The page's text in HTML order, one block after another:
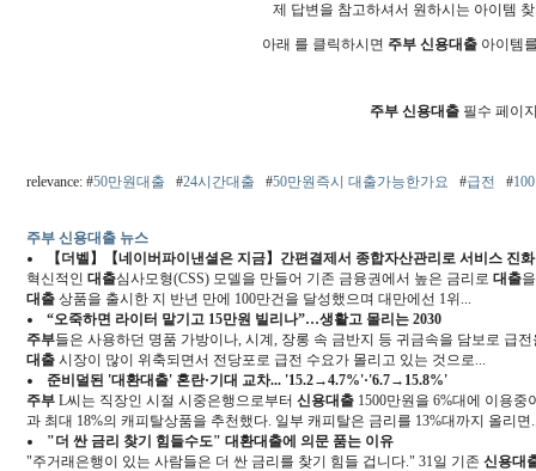
제 답변을 참고하셔서 원하시는 아이템
아래 를 클릭하시면 주부 신용대출 아이템
주부 신용대출 필수 페이
relevance: #50만원대출 #24시간대출 #50만원즉시 대출가능한가요 #급전 #
주부 신용대출 뉴스
【더벨】【네이버파이낸셜은 지금】간편결제서 종합자산관리로 서비스 진화
혁신적인대출심사모형(CSS) 모델을 만들어 기존 금융권에서 높은 금리로대출
대출 상품을 출시한 지 반년 만에 100만건을 달성했으며 대만에선 1위...
“오죽하면 라이터 맡기고 15만원 빌리나”…생활고 몰리는 2030
주부들은 사용하던 명품 가방이나, 시계, 장롱 속 금반지 등 귀금속을 담보로 급
대출 시장이 많이 위축되면서 전당포로 급전 수요가 몰리고 있는 것으로...
준비덜된 '대환대출' 혼란·기대 교차... '15.2→4.7%'·'6.7→15.8%'
주부 L씨는 직장인 시절 시중은행으로부터신용대출 1500만원을 6%대에 이용
과 최대 18%의 캐피탈상품을 추천했다. 일부 캐피탈은 금리를 13%대까지 올리면
"더 싼 금리 찾기 힘들수도" 대환대출에 의문 품는 이유
"주거래은행이 있는 사람들은 더 싼 금리를 찾기 힘들 겁니다." 31일 기존신용대